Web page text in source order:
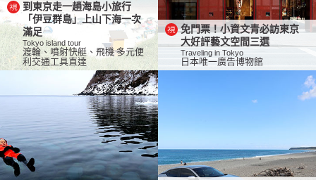
到東京走一趟海島小旅行
「伊豆群島」上山下海一次
滿足
Tokyo island tour
渡輪、噴射快艇、飛機 多元便
利交通工具直達
免門票！小資文青必訪東京
大好評藝文空間三選
Traveling in Tokyo
日本唯一廣告博物館